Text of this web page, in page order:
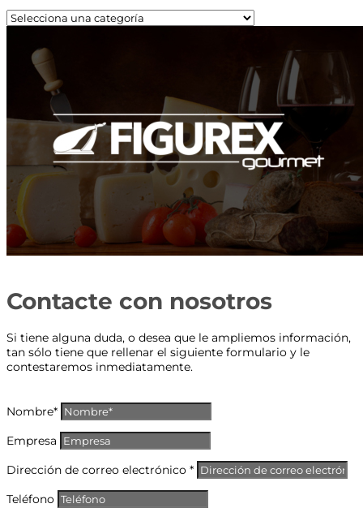
Contacte con nosotros
Si tiene alguna duda, o desea que le ampliemos información,
tan sólo tiene que rellenar el siguiente formulario y le
contestaremos inmediatamente.
Nombre*
Empresa
Dirección de correo electrónico *
Teléfono